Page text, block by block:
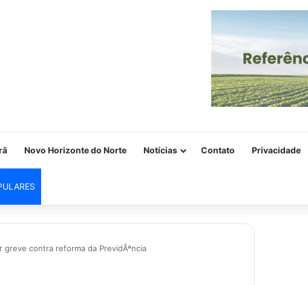
Novo Horizonte do Norte Notícias Contato Privacidade
contra reforma da PrevidÃªncia